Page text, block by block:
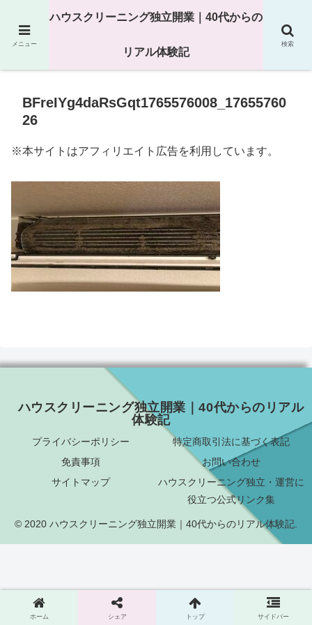
25年以上の現場経験をもとにハウスクリーニング独立の現実
BFreIYg4daRsGqt1765576008_17655760
26
※本サイトはアフィリエイト広告を利用しています。
ハウスクリーニング独立開業｜40代からのリアル
体験記
プライバシーポリシー
特定商取引法に基づく表記
免責事項
お問い合わせ
サイトマップ
ハウスクリーニング独立・運営に
役立つ公式リンク集
© 2020 ハウスクリーニング独立開業｜40代からのリアル体験記.
メニュー
ハウスクリーニング独立開業｜40代からの
リアル体験記
検索
ホーム シェア トップ サイドバー